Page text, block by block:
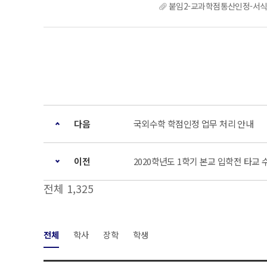
붙임2-교과학점통산인정-
다음 국외수학 학점인정 업무 처리 안내
이전 2020학년도 1학기 본교 입학전 타교
전체 1,325
전체 학사 장학 학생